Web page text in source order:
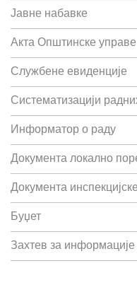
Јавне набавке
Акта Општинске управе
Службене евиденције
Систематизацији
Информатор о раду
Документа локално
Документа
Буџет
Захтев за информације